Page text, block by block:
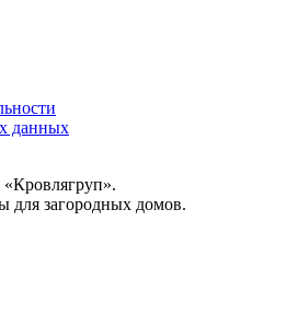
данных
для загородных домов.